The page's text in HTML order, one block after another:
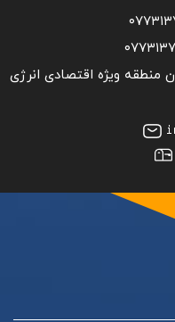
منطقه ویژه اقتصادی انرژی